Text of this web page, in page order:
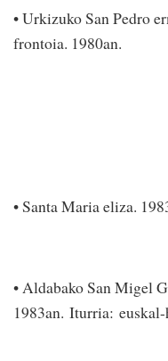
• Urkizuko San Pedro
frontoia. 1980an.
• Santa Maria eliza.
• Aldabako San Migel
1983an. Iturria: